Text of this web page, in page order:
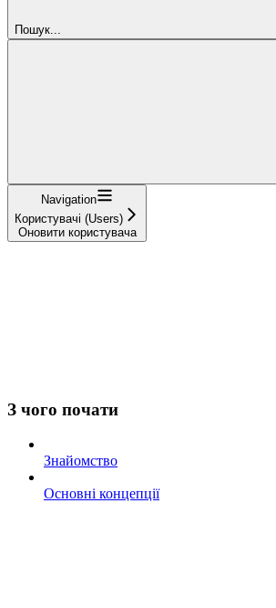
Пошук...
Navigation
Користувачі (Users)
Оновити користувача
З чого почати
Знайомство
Основні концепції